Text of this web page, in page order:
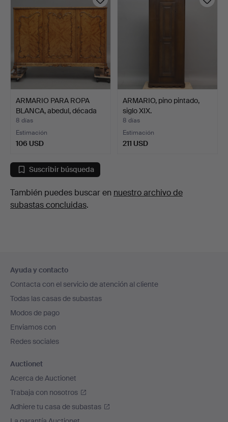
ARMARIO PARA ROPA
BLANCA, abedul, década
d…
8 días
Estimación
106 USD
ARMARIO, pino pintado,
siglo XIX.
8 días
Estimación
211 USD
Suscribir búsqueda
También puedes buscar en nuestro archivo de
subastas concluidas.
en
el
pie
de
página
Ayuda y contacto
Contacta con el servicio de atención al cliente
Todas las casas de subastas
Modos de pago
Enviamos con
Redes sociales
Auctionet
Acerca de Auctionet
Trabaja con nosotros
Adhiere tu casa de subastas